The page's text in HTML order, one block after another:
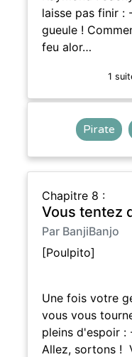
laisse pas finir :
gueule !
feu alor…
1
Pirate
Chapitre 8 :
Vous tentez
Par BanjiBanjo
[Poulpito]
Une fois votre
vous vous
pleins d'espoir
Allez, sortons !